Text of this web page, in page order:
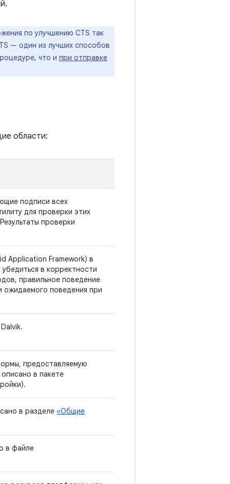
по улучшению CTS так
— один из лучших способов
что и при отправке
области:
подписи всех
для проверки этих
проверки
Application Framework) в
в корректности
правильное поведение
ожидаемого поведения при
предоставляемую
в пакете
в разделе «Общие
в файле